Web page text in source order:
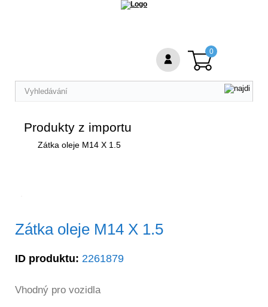
Produkty z importu
Zátka oleje M14 X 1.5
Zátka oleje M14 X 1.5
ID produktu: 2261879
Vhodný pro vozidla
0